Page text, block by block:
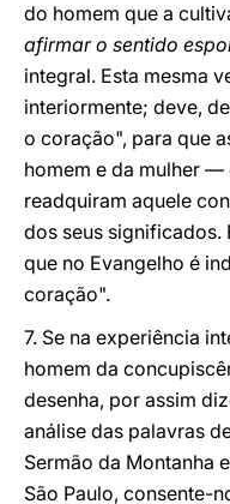
do homem que a
afirmar o sentido
integral. Esta mesma
interiormente; deve,
o coração", para que
homem e da mulher
readquiram aquele
dos seus significados.
que no Evangelho é
coração".
7. Se na experiência
homem da
desenha, por assim
análise das palavras
Sermão da Montanha
São Paulo, consente-